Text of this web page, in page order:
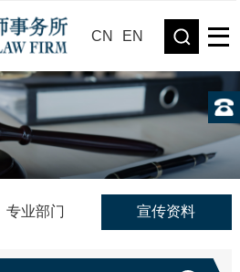
CN EN
专业部门 宣传资料